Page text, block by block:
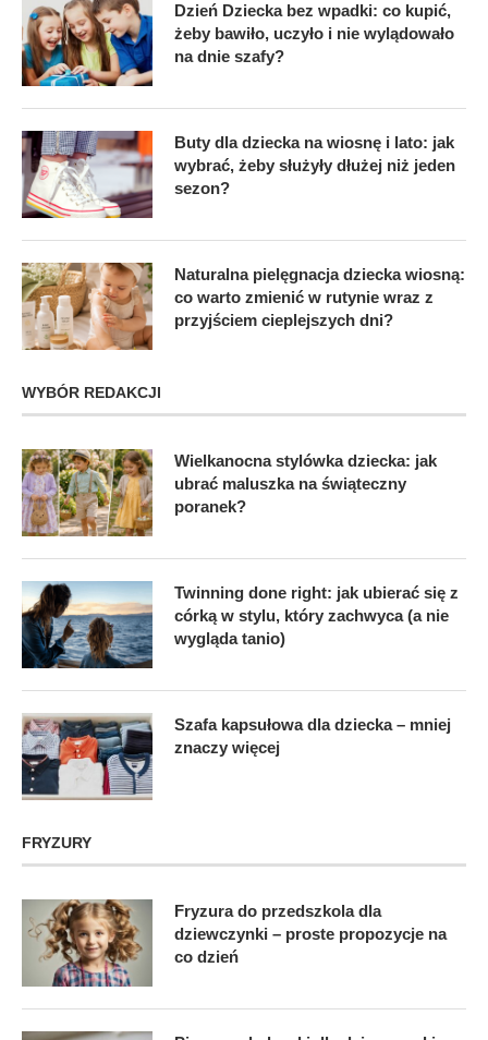
Dzień Dziecka bez wpadki: co kupić,
żeby bawiło, uczyło i nie wylądowało
na dnie szafy?
Buty dla dziecka na wiosnę i lato: jak
wybrać, żeby służyły dłużej niż jeden
sezon?
Naturalna pielęgnacja dziecka wiosną:
co warto zmienić w rutynie wraz z
przyjściem cieplejszych dni?
WYBÓR REDAKCJI
Wielkanocna stylówka dziecka: jak
ubrać maluszka na świąteczny
poranek?
Twinning done right: jak ubierać się z
córką w stylu, który zachwyca (a nie
wygląda tanio)
Szafa kapsułowa dla dziecka – mniej
znaczy więcej
FRYZURY
Fryzura do przedszkola dla
dziewczynki – proste propozycje na
co dzień